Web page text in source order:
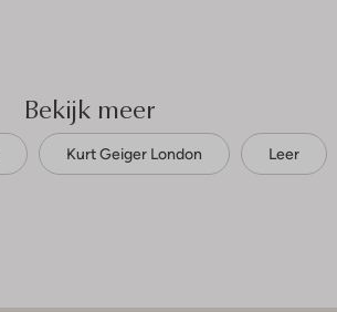
Bekijk meer
Kurt Geiger London Leer